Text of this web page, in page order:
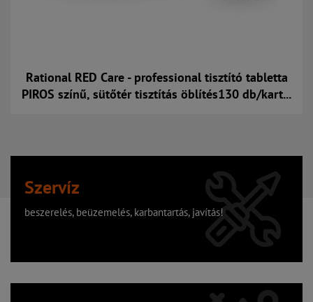
Rational RED Care - professional tisztító tabletta
PIROS színű, sütőtér tisztítás öblítés130 db/kart...
Kosárba
Szervíz
beszerelés, beüzemelés, karbantartás, javítás!